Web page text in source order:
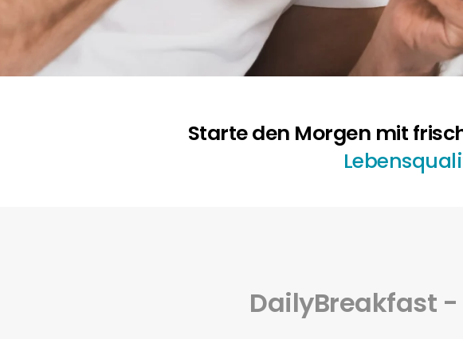
Starte den Morgen mit
DailyBreakfast